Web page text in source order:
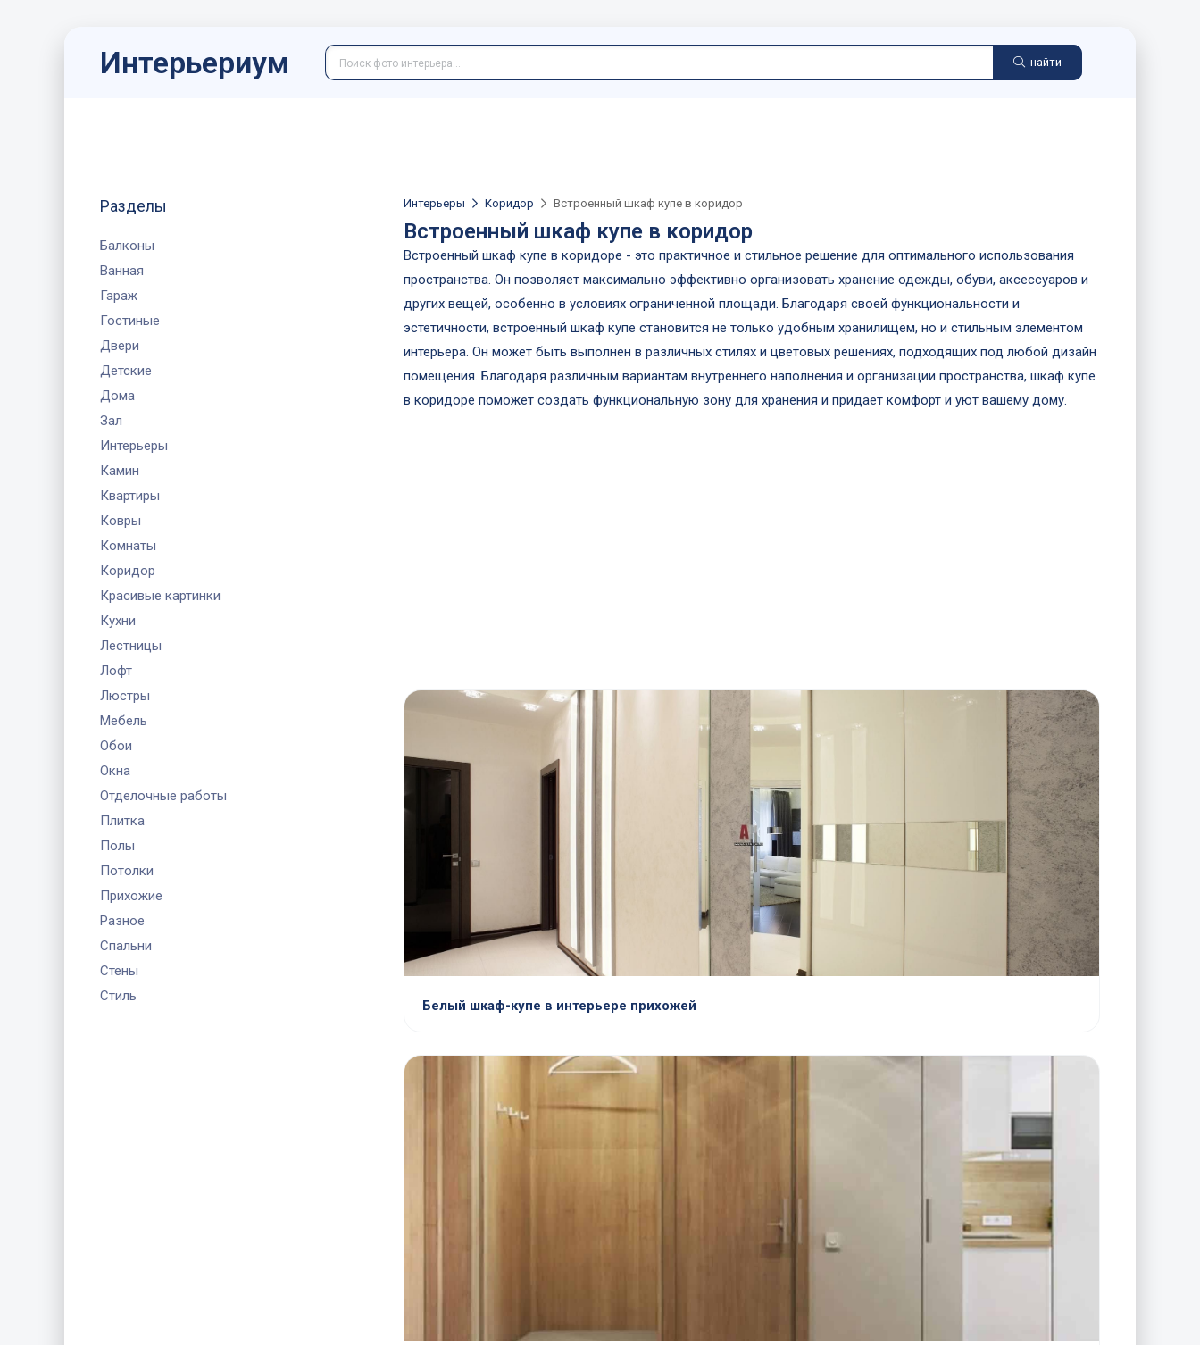
Интерьериум найти
Разделы
Балконы
Ванная
Гараж
Гостиные
Двери
Детские
Дома
Зал
Интерьеры
Камин
Квартиры
Ковры
Комнаты
Коридор
Красивые картинки
Кухни
Лестницы
Лофт
Люстры
Мебель
Обои
Окна
Отделочные работы
Плитка
Полы
Потолки
Прихожие
Разное
Спальни
Стены
Стиль
Интерьеры Коридор Встроенный шкаф купе в коридор
Встроенный шкаф купе в коридор
Встроенный шкаф купе в коридоре - это практичное и стильное решение для оптимального использования
пространства. Он позволяет максимально эффективно организовать хранение одежды, обуви, аксессуаров и
других вещей, особенно в условиях ограниченной площади. Благодаря своей функциональности и
эстетичности, встроенный шкаф купе становится не только удобным хранилищем, но и стильным элементом
интерьера. Он может быть выполнен в различных стилях и цветовых решениях, подходящих под любой дизайн
помещения. Благодаря различным вариантам внутреннего наполнения и организации пространства, шкаф купе
в коридоре поможет создать функциональную зону для хранения и придает комфорт и уют вашему дому.
Белый шкаф-купе в интерьере прихожей